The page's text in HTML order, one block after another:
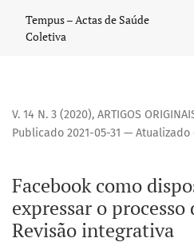
Facebook como dispositivo
Tempus – Actas de Saúde
Coletiva
V. 14 N. 3 (2020), ARTIGOS
Facebook como
expressar o
Revisão integrativa
Publicado 2021-05-31 — Atualizado